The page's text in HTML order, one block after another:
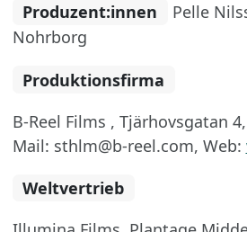
Produzent:innen
Pelle
Nohrborg
Produktionsfirma
B-Reel Films , Tjärhovsgatan
Mail: sthlm@b-reel.com, Web:
Weltvertrieb